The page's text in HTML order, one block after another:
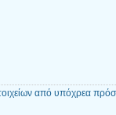
από υπόχρεα